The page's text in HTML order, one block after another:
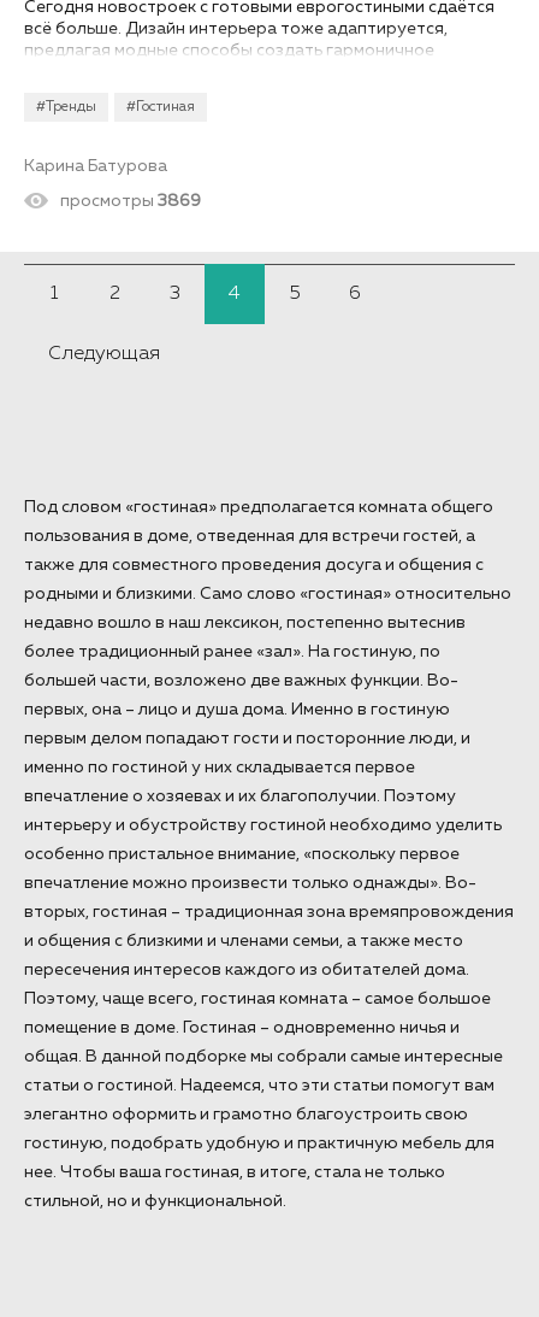
#Тренды #Гостиная
Сегодня новостроек с готовыми еврогостиными сдаётся
всё больше. Дизайн интерьера тоже адаптируется,
предлагая модные способы создать гармоничное
Карина Батурова
просмотры 3869
1 2 3 4 5 6
Следующая
Под словом «гостиная» предполагается комната общего
пользования в доме, отведенная для встречи гостей, а
также для совместного проведения досуга и общения с
родными и близкими. Само слово «гостиная» относительно
недавно вошло в наш лексикон, постепенно вытеснив
более традиционный ранее «зал». На гостиную, по
большей части, возложено две важных функции. Во-
первых, она – лицо и душа дома. Именно в гостиную
первым делом попадают гости и посторонние люди, и
именно по гостиной у них складывается первое
впечатление о хозяевах и их благополучии. Поэтому
интерьеру и обустройству гостиной необходимо уделить
особенно пристальное внимание, «поскольку первое
впечатление можно произвести только однажды». Во-
вторых, гостиная – традиционная зона времяпровождения
и общения с близкими и членами семьи, а также место
пересечения интересов каждого из обитателей дома.
Поэтому, чаще всего, гостиная комната – самое большое
помещение в доме. Гостиная – одновременно ничья и
общая. В данной подборке мы собрали самые интересные
статьи о гостиной. Надеемся, что эти статьи помогут вам
элегантно оформить и грамотно благоустроить свою
гостиную, подобрать удобную и практичную мебель для
нее. Чтобы ваша гостиная, в итоге, стала не только
стильной, но и функциональной.